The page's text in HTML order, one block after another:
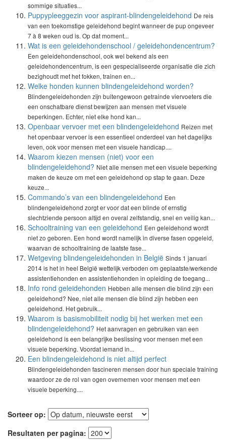
sommige situaties...
Puppypleeggezin voor aspirant-blindengeleidehond De reis
van een toekomstige geleidehond begint wanneer de pup ongeveer
7 à 8 weken oud is. Op dat moment...
Wat is een geleidehondenschool / geleidehondencentrum?
Een geleidehondenschool, ook wel bekend als een
geleidehondencentrum, is een gespecialiseerde organisatie die zich
bezighoudt met het fokken, trainen en...
Welke honden kunnen blindengeleidehond worden?
Blindengeleidehonden zijn buitengewoon getrainde viervoeters die
een onschatbare dienst bewijzen aan mensen met visuele
beperkingen. Echter, niet elke hond kan...
Openbaar vervoer met een blindengeleidehond Reizen met
het openbaar vervoer is een essentieel onderdeel van het dagelijks
leven, ook voor mensen met een visuele handicap....
Waarom kiezen mensen (niet) voor een
blindengeleidehond? Niet alle mensen met een visuele beperking
maken de keuze om met een geleidehond op stap te gaan. Deze
keuze...
Commando’s van een blindengeleidehond Een
blindengeleidehond zorgt er voor dat een blinde of ernstig
slechtziende persoon altijd en overal zelfstandig, snel en veilig kan...
Schooltraining van een geleidehond Een geleidehond wordt
niet zo geboren. Een hond wordt namelijk in diverse fasen opgeleid,
waarvan de schooltraining de laatste fase...
Wetgeving blindengeleidehonden in België Sinds 1 januari
2014 is het in heel België wettelijk verboden om geplaatste/werkende
assistentiehonden en assistentiehonden in opleiding de toegang...
Info rond geleidehonden Hebben alle mensen die blind zijn een
geleidehond? Nee, niet alle mensen die blind zijn hebben een
geleidehond. Het gebruik...
Waarom is basismobiliteit nodig bij het werken met een
blindengeleidehond? Het aanvragen en gebruiken van een
geleidehond is een belangrijke beslissing voor mensen met een
visuele beperking. Voordat iemand in...
Een blindengeleidehond is niet altijd perfect
Blindengeleidehonden fascineren mensen door hun speciale training
waardoor ze de rol van ogen overnemen voor mensen met een
visuele beperking....
Sorteer op:
Resultaten per pagina: